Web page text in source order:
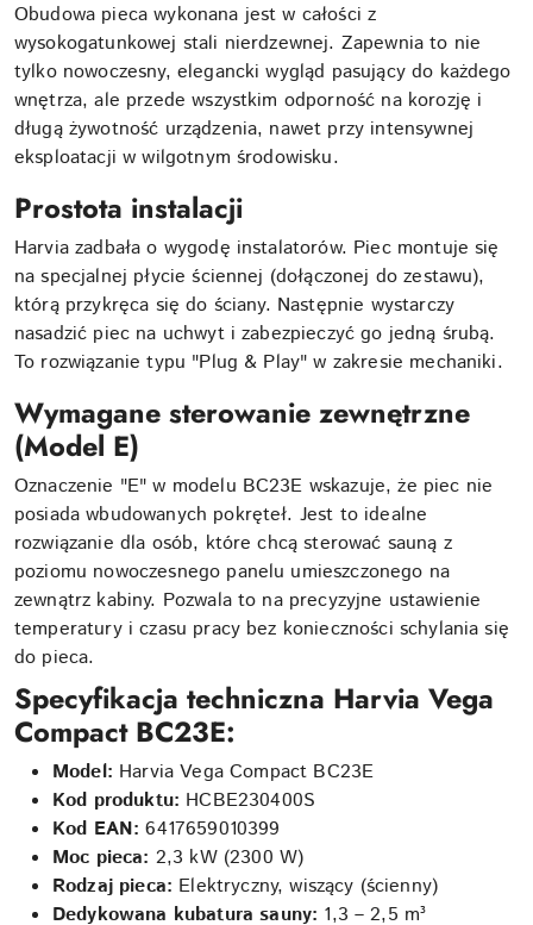
Obudowa pieca wykonana jest w całości z
wysokogatunkowej stali nierdzewnej. Zapewnia to nie
tylko nowoczesny, elegancki wygląd pasujący do każdego
wnętrza, ale przede wszystkim odporność na korozję i
długą żywotność urządzenia, nawet przy intensywnej
eksploatacji w wilgotnym środowisku.
Prostota instalacji
Harvia zadbała o wygodę instalatorów. Piec montuje się
na specjalnej płycie ściennej (dołączonej do zestawu),
którą przykręca się do ściany. Następnie wystarczy
nasadzić piec na uchwyt i zabezpieczyć go jedną śrubą.
To rozwiązanie typu "Plug & Play" w zakresie mechaniki.
Wymagane sterowanie zewnętrzne
(Model E)
Oznaczenie "E" w modelu BC23E wskazuje, że piec nie
posiada wbudowanych pokręteł. Jest to idealne
rozwiązanie dla osób, które chcą sterować sauną z
poziomu nowoczesnego panelu umieszczonego na
zewnątrz kabiny. Pozwala to na precyzyjne ustawienie
temperatury i czasu pracy bez konieczności schylania się
do pieca.
Specyfikacja techniczna Harvia Vega
Compact BC23E:
Model: Harvia Vega Compact BC23E
Kod produktu: HCBE230400S
Kod EAN: 6417659010399
Moc pieca: 2,3 kW (2300 W)
Rodzaj pieca: Elektryczny, wiszący (ścienny)
Dedykowana kubatura sauny: 1,3 – 2,5 m³